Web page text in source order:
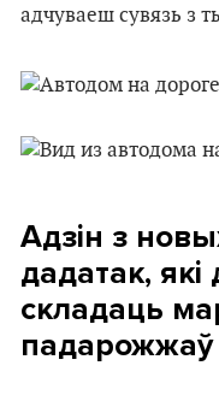
адчуваеш сувязь з
Адзін з
дадатак,
складаць
падарожжаў